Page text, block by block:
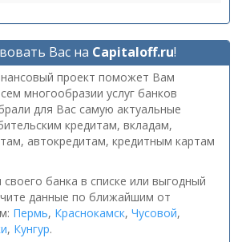
Вас на Capitaloff.ru!
проект поможет Вам
многообразии услуг банков
для Вас самую актуальные
кредитам, вкладам,
автокредитам, кредитным картам
банка в списке или выгодный
данные по ближайшим от
Пермь, Краснокамск, Чусовой,
, Кунгур.